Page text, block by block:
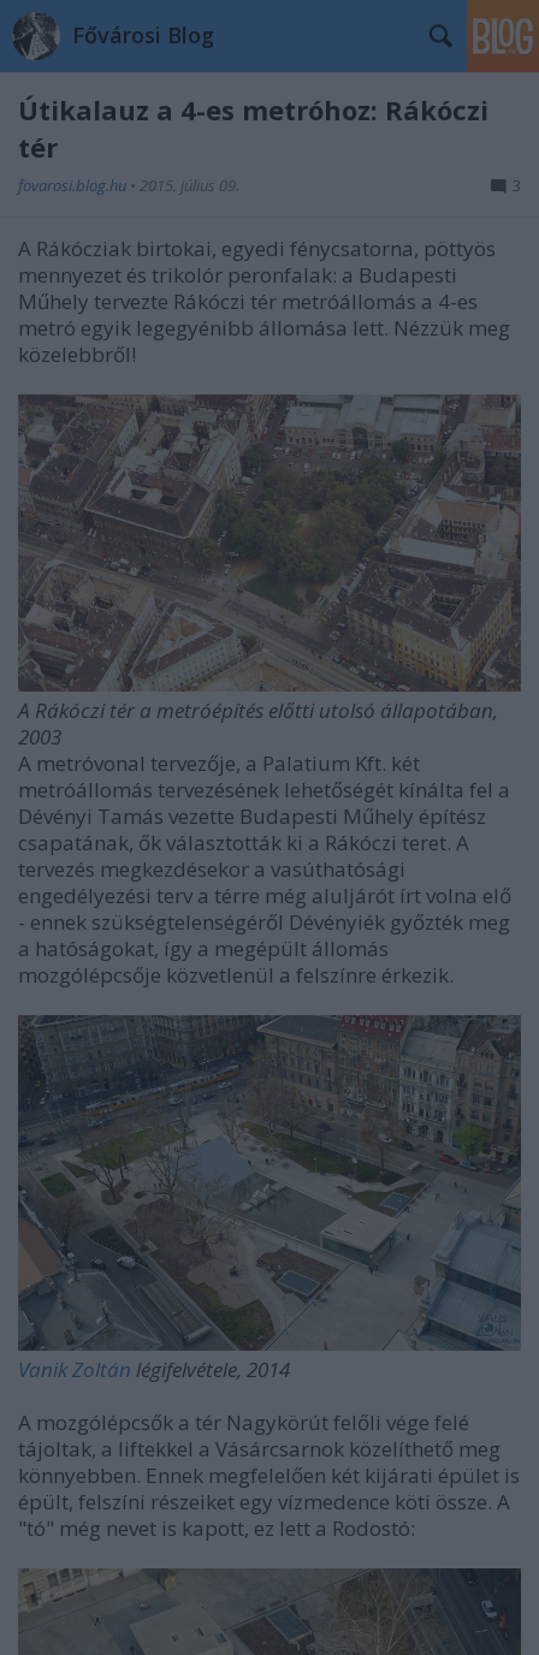
Fővárosi Blog
Útikalauz a 4-es metróhoz: Rákóczi
tér
fovarosi.blog.hu • 2015. július 09. 3
A Rákócziak birtokai, egyedi fénycsatorna, pöttyös
mennyezet és trikolór peronfalak: a Budapesti
Műhely tervezte Rákóczi tér metróállomás a 4-es
metró egyik legegyénibb állomása lett. Nézzük meg
közelebbről!
A Rákóczi tér a metróépítés előtti utolsó állapotában,
2003
A metróvonal tervezője, a Palatium Kft. két
metróállomás tervezésének lehetőségét kínálta fel a
Dévényi Tamás vezette Budapesti Műhely építész
csapatának, ők választották ki a Rákóczi teret. A
tervezés megkezdésekor a vasúthatósági
engedélyezési terv a térre még aluljárót írt volna elő
- ennek szükségtelenségéről Dévényiék győzték meg
a hatóságokat, így a megépült állomás
mozgólépcsője közvetlenül a felszínre érkezik.
Vanik Zoltán légifelvétele, 2014
A mozgólépcsők a tér Nagykörút felőli vége felé
tájoltak, a liftekkel a Vásárcsarnok közelíthető meg
könnyebben. Ennek megfelelően két kijárati épület is
épült, felszíni részeiket egy vízmedence köti össze. A
"tó" még nevet is kapott, ez lett a Rodostó: